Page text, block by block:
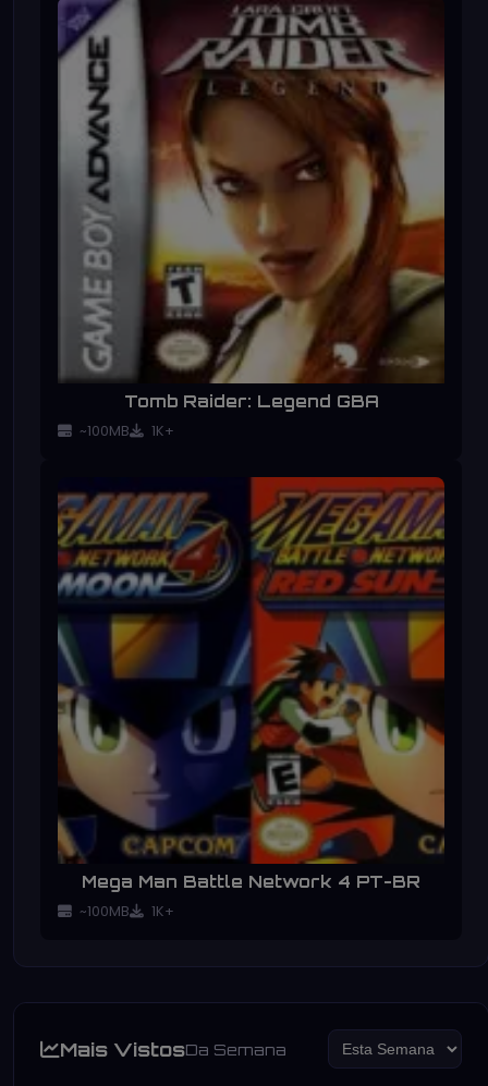
Tomb Raider: Legend GBA
~100MB 1K+
Mega Man Battle Network 4 PT-BR
~100MB 1K+
Mais VistosDa Semana